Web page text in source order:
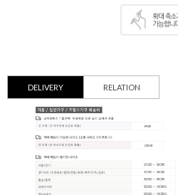
DELIVERY RELATION